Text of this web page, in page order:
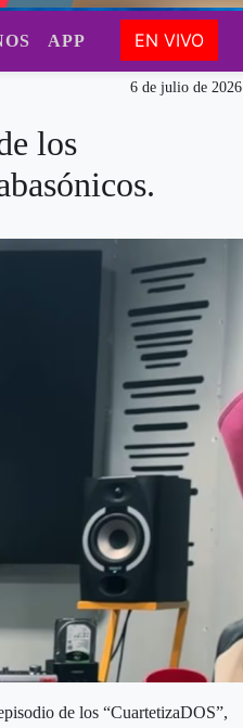
APP EN VIVO
6 de julio de 2026
los
de los “CuartetizaDOS”,